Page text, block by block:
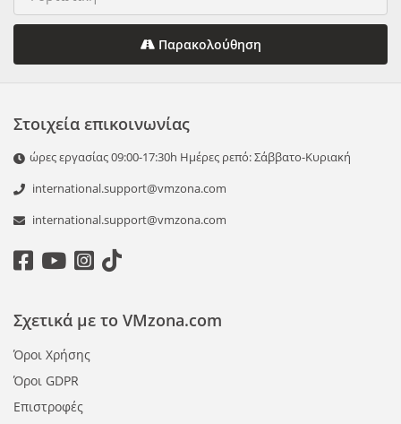
Παρακολούθηση
Στοιχεία επικοινωνίας
ώρες εργασίας 09:00-17:30h Ημέρες ρεπό: Σάββατο-Κυριακή
international.support@vmzona.com
international.support@vmzona.com
Σχετικά με το VMzona.com
Όροι Χρήσης
Όροι GDPR
Επιστροφές